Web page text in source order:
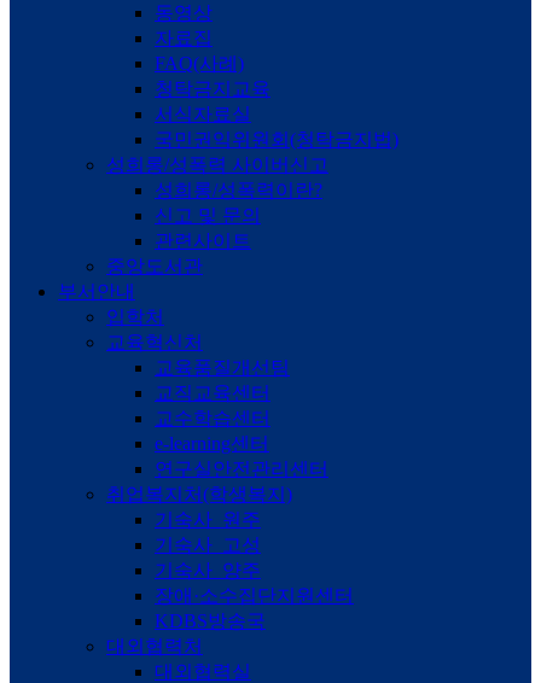
동영상
자료집
FAQ(사례)
청탁금지교육
서식자료실
국민권익위원회(청탁금지법)
성희롱/성폭력 사이버신고
성희롱/성폭력이란?
신고 및 문의
관련사이트
중앙도서관
부서안내
입학처
교육혁신처
교육품질개선팀
교직교육센터
교수학습센터
e-learning센터
연구실안전관리센터
취업복지처(학생복지)
기숙사_원주
기숙사_고성
기숙사_양주
장애·소수집단지원센터
KDBS방송국
대외협력처
대외협력실